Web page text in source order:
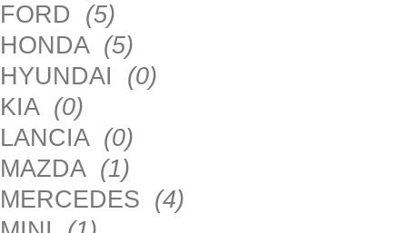
FORD (5)
HONDA (5)
HYUNDAI (0)
KIA (0)
LANCIA (0)
MAZDA (1)
MERCEDES (4)